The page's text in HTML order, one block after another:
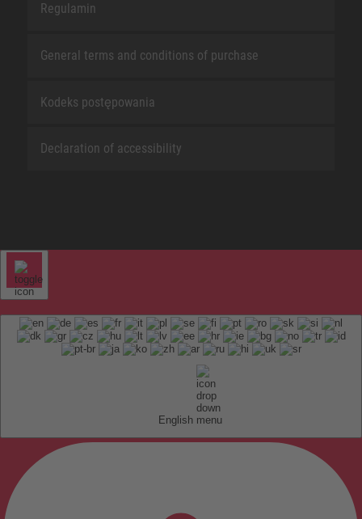
Regulamin
General terms and conditions of purchase
Kodeks postępowania
Declaration of accessibility
English